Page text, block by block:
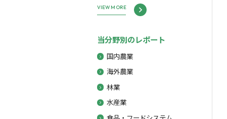
VIEW MORE
当分野別のレポート
国内農業
海外農業
林業
水産業